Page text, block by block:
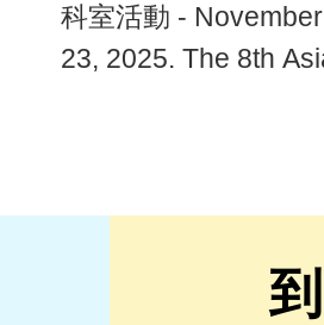
科室活動 -
23, 2025. The 8th